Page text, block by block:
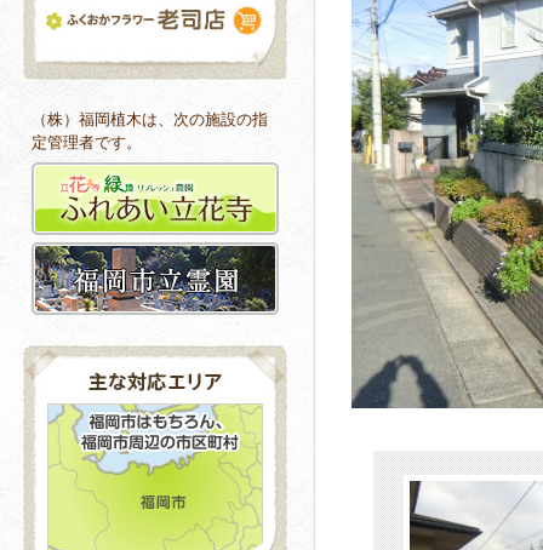
（株）福岡植木は、次の施設の指
定管理者です。